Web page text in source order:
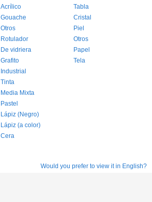
Acrílico
Gouache
Otros
Rotulador
De vidriera
Grafito
Industrial
Tinta
Media Mixta
Pastel
Lápiz (Negro)
Lápiz (a color)
Cera
Tabla
Cristal
Piel
Otros
Papel
Tela
Would you prefer to view it in English?